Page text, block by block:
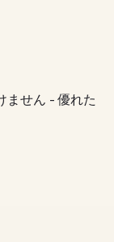
ません - 優れた